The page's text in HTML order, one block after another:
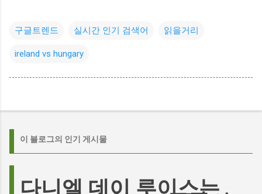
구글트렌드 실시간 인기 검색어 읽을거리
ireland vs hungary
이 블로그의 인기 게시물
다니엘 데이 루이스는